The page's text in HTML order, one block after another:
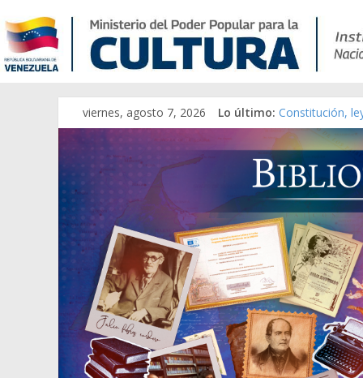
viernes, agosto 7, 2026 Lo último: Constitución,
Una Parálisis
Modesta Bor
Gaceta Oficial
Catálogo